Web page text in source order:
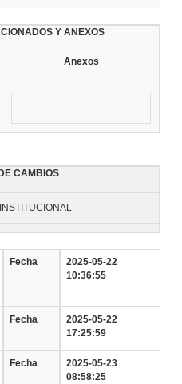
Y ANEXOS
Anexos
CAMBIOS
Fecha
2025-05-22
10:36:55
Fecha
2025-05-22
17:25:59
Fecha
2025-05-23
08:58:25